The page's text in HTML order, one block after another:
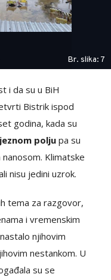
Br. slika: 7
i da su u BiH
Bistrik ispod
godina, kada su
polju pa su
Klimatske
nisu jedini uzrok.
tema za razgovor,
i vremenskim
njihovim
nestankom. U
su se